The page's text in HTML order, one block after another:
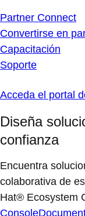
Partner Connect
Convertirse en
Capacitación
Soporte
Acceda el portal
Diseña
confianza
Encuentra
colaborativa de
Hat® Ecosystem
Console